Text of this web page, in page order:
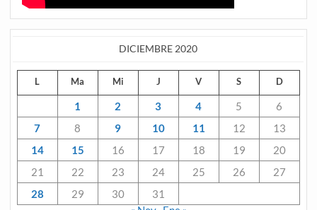
DICIEMBRE 2020
L Ma Mi J V S D
1 2 3 4 5
6
7
8 9 10 11 12
13
14
15 16 17 18 19
20
21
22 23 24 25 26
27
28
29 30
31